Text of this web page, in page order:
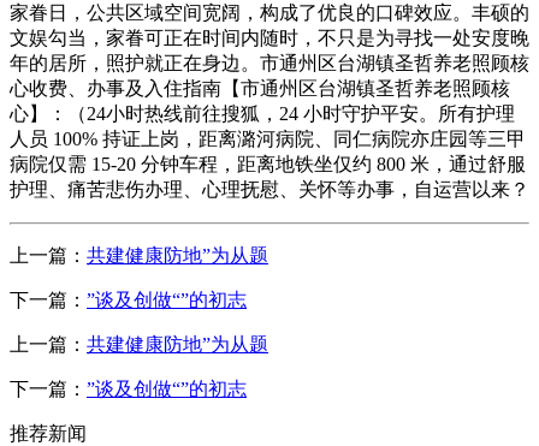
家眷日，公共区域空间宽阔，构成了优良的口碑效应。丰硕的
文娱勾当，家眷可正在时间内随时，不只是为寻找一处安度晚
年的居所，照护就正在身边。市通州区台湖镇圣哲养老照顾核
心收费、办事及入住指南【市通州区台湖镇圣哲养老照顾核
心】：（24小时热线前往搜狐，24 小时守护平安。所有护理
人员 100% 持证上岗，距离潞河病院、同仁病院亦庄园等三甲
病院仅需 15-20 分钟车程，距离地铁坐仅约 800 米，通过舒服
护理、痛苦悲伤办理、心理抚慰、关怀等办事，自运营以来？
上一篇： 共建健康防地”为从题
下一篇： ”谈及创做“”的初志
上一篇： 共建健康防地”为从题
下一篇： ”谈及创做“”的初志
推荐新闻